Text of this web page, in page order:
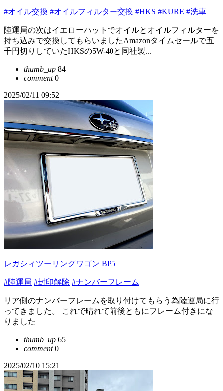
#オイル交換 #オイルフィルター交換 #HKS #KURE #洗車
陸運局の次はイエローハットでオイルとオイルフィルターを
持ち込みで交換してもらいましたAmazonタイムセールで五
千円切りしていたHKSの5W-40と同社製...
thumb_up 84
comment0
2025/02/11 09:52
レガシィツーリングワゴン BP5
#陸運局 #封印解除 #ナンバーフレーム
リア側のナンバーフレームを取り付けてもらう為陸運局に行
ってきました。 これで晴れて前後ともにフレーム付きにな
りました
thumb_up 65
comment0
2025/02/10 15:21